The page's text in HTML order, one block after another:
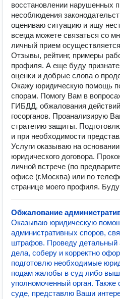
восстановлении нарушенных
несоблюдения
оцениваю ситуацию и ищу
всегда можете связаться со
личный прием
Отзывы, рейтинг, примеры
профиля. А еще буду
оценки и добрые слова о
Окажу юридическую помощь
спорам. Помогу Вам в
ГИБДД, обжалования
госорганов. Проанализирую
стратегию защиты.
и при необходимости
Услуги оказываю на
юридического договора.
личной встрече (по
офисе (г.Москва) или по
странице моего профиля.
Обжалование
Оказываю юридическую
административных споров,
штрафов. Проведу детальный
дела, соберу и корректно
подготовлю необходимые
подам жалобы в суд либо
уполномоченный орган.
суде, представлю Ваши